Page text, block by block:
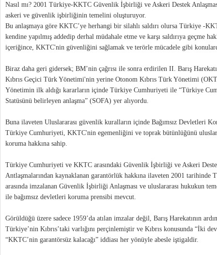
Nasıl mı? 2001 Türkiye-KKTC Güvenlik İşbirliği ve Askeri Destek
askeri ve güvenlik işbirliğinin temelini oluşturuyor.
Bu anlaşmaya göre KKTC’ye herhangi bir silahlı saldırı olursa Türkiye -
kendine yapılmış addedip derhal müdahale etme ve karşı saldırıya geçme
içeriğince, KKTC'nin güvenliğini sağlamak ve terörle mücadele gibi
Biraz daha geri gidersek; BM’nin çağrısı ile sonra erdirilen II. Barış
Kıbrıs Geçici Türk Yönetimi'nin yerine Otonom Kıbrıs Türk Yönetimi
Yönetimin ilk aldığı kararların içinde Türkiye Cumhuriyeti ile “Türkiye
Statüsünü belirleyen anlaşma” (SOFA) yer alıyordu.
Buna ilaveten Uluslararası güvenlik kuralların içinde Bağımsız Devletleri
Türkiye Cumhuriyeti, KKTC'nin egemenliğini ve toprak bütünlüğünü
koruma hakkına sahip.
Türkiye Cumhuriyeti ve KKTC arasındaki Güvenlik İşbirliği ve Askeri
Antlaşmalarından kaynaklanan garantörlük hakkına ilaveten 2001
arasında imzalanan Güvenlik İşbirliği Anlaşması ve uluslararası hukukun
ile bağımsız devletleri koruma prensibi mevcut.
Görüldüğü üzere sadece 1959’da atılan imzalar değil, Barış Harekatının
Türkiye’nin Kıbrıs’taki varlığını perçinlemiştir ve Kıbrıs konusunda “İki
“KKTC’nin garantörsüz kalacağı” iddiası her yönüyle abesle iştigaldir.